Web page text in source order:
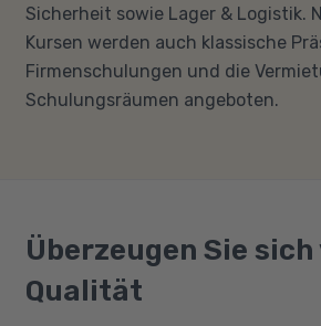
Sicherheit sowie Lager & Logistik.
Kursen werden auch klassische
Firmenschulungen und die
Schulungsräumen angeboten.
Überzeugen Sie sich
Qualität